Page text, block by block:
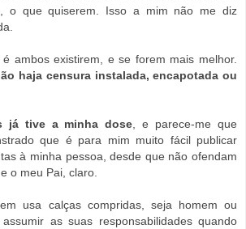
o que quiserem. Isso a mim não me diz
ambos existirem, e se forem mais melhor.
haja censura instalada, encapotada ou
já tive a minha dose , e parece-me que
que é para mim muito fácil publicar
à minha pessoa, desde que não ofendam
o meu Pai, claro.
usa calças compridas, seja homem ou
as suas responsabilidades quando